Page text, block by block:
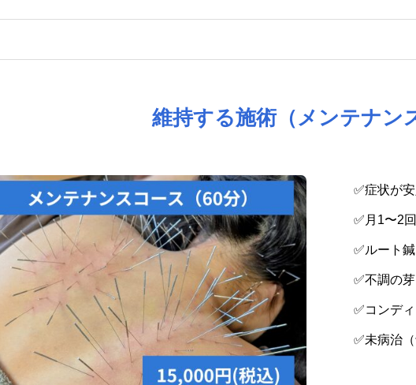
維持する施術（メンテナン
✅症状が
✅月1〜2
✅ルート
✅不調の
✅コンデ
✅未病治